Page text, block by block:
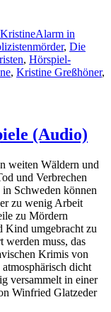
KristineAlarm in
, Die
, Hörspiel-
, Kristine Greßhöner,
(Audio)
weiten Wäldern und
und Verbrechen
Schweden können
zu wenig Arbeit
zu Mördern
Kind umgebracht zu
werden muss, das
Krimis von
dicht
versammelt in einer
Winfried Glatzeder